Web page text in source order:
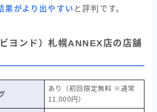
果がより出やすい と評判です。
ヨンド）札幌ANNEX店の店舗
あり（初回限定無料 ※通常
11,000円）